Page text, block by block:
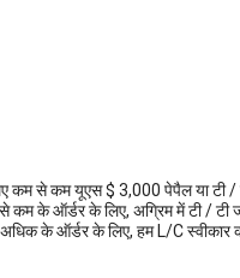
कम से कम यूएस $ 3,000 पेपैल या टी /
के ऑर्डर के लिए, अग्रिम में टी / टी
के ऑर्डर के लिए, हम L/C स्वीकार